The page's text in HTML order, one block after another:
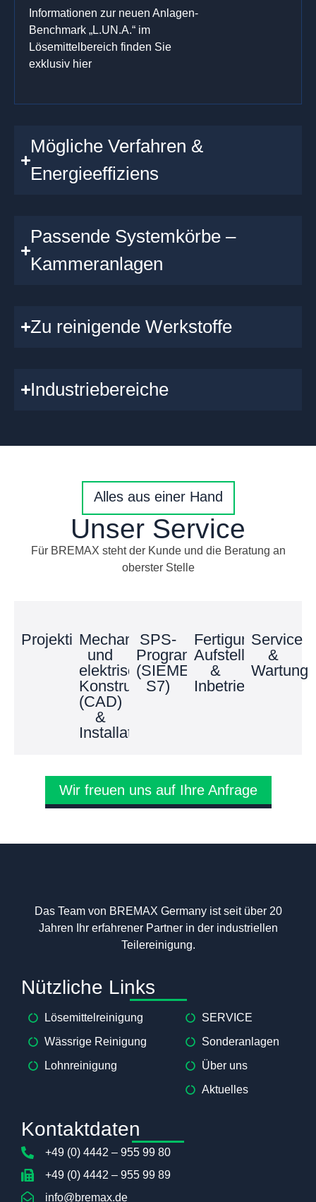
Informationen zur neuen Anlagen-
Benchmark „L.UN.A.“ im
Lösemittelbereich finden Sie
exklusiv hier
Mögliche Verfahren &
Energieeffiziens
Passende Systemkörbe –
Kammeranlagen
Zu reinigende Werkstoffe
Industriebereiche
Alles aus einer Hand
Unser Service
Für BREMAX steht der Kunde und die Beratung an
oberster Stelle
ProjektierungMechanische
und
elektrische
Konstruktion
(CAD)
&
Installation
SPS-
Programmierung
(SIEMENS
S7)
Fertigung,
Aufstellung
&
Inbetriebnahme
Service
&
Wartung
Wir freuen uns auf Ihre Anfrage
Das Team von BREMAX Germany ist seit über 20
Jahren Ihr erfahrener Partner in der industriellen
Teilereinigung.
Nützliche Links
Lösemittelreinigung
Wässrige Reinigung
Lohnreinigung
SERVICE
Sonderanlagen
Über uns
Aktuelles
Kontaktdaten
+49 (0) 4442 – 955 99 80
+49 (0) 4442 – 955 99 89
info@bremax.de